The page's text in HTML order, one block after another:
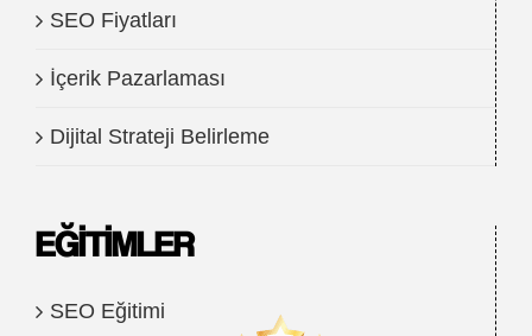
SEO Fiyatları
İçerik Pazarlaması
Dijital Strateji Belirleme
EĞITIMLER
SEO Eğitimi